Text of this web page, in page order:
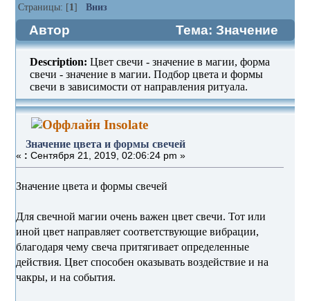
Страницы: [1]Вниз
Автор
Тема: Значение
цвета и формы свечей (Прочитано
4649 раз)
Description: Цвет свечи - значение в магии, форма
свечи - значение в магии. Подбор цвета и формы
свечи в зависимости от направления ритуала.
Insolate
Значение цвета и формы свечей
« : Сентября 21, 2019, 02:06:24 pm »
Значение цвета и формы свечей
Для свечной магии очень важен цвет свечи. Тот или
иной цвет направляет соответствующие вибрации,
благодаря чему свеча притягивает определенные
действия. Цвет способен оказывать воздействие и на
чакры, и на события.